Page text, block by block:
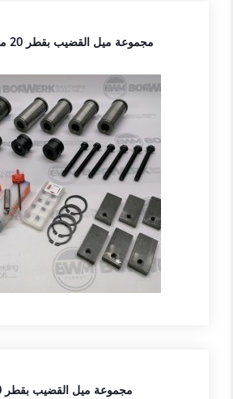
مجموعة ميل القضيب بقطر 20 مم (40-20)
مجموعة ميل القضيب بقطر 30 مم